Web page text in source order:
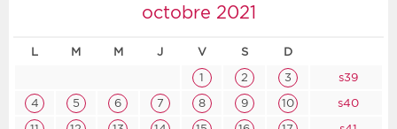
octobre 2021
L M M J V S D
1 2 3
s39
4
5 6 7 8 9 10
s40